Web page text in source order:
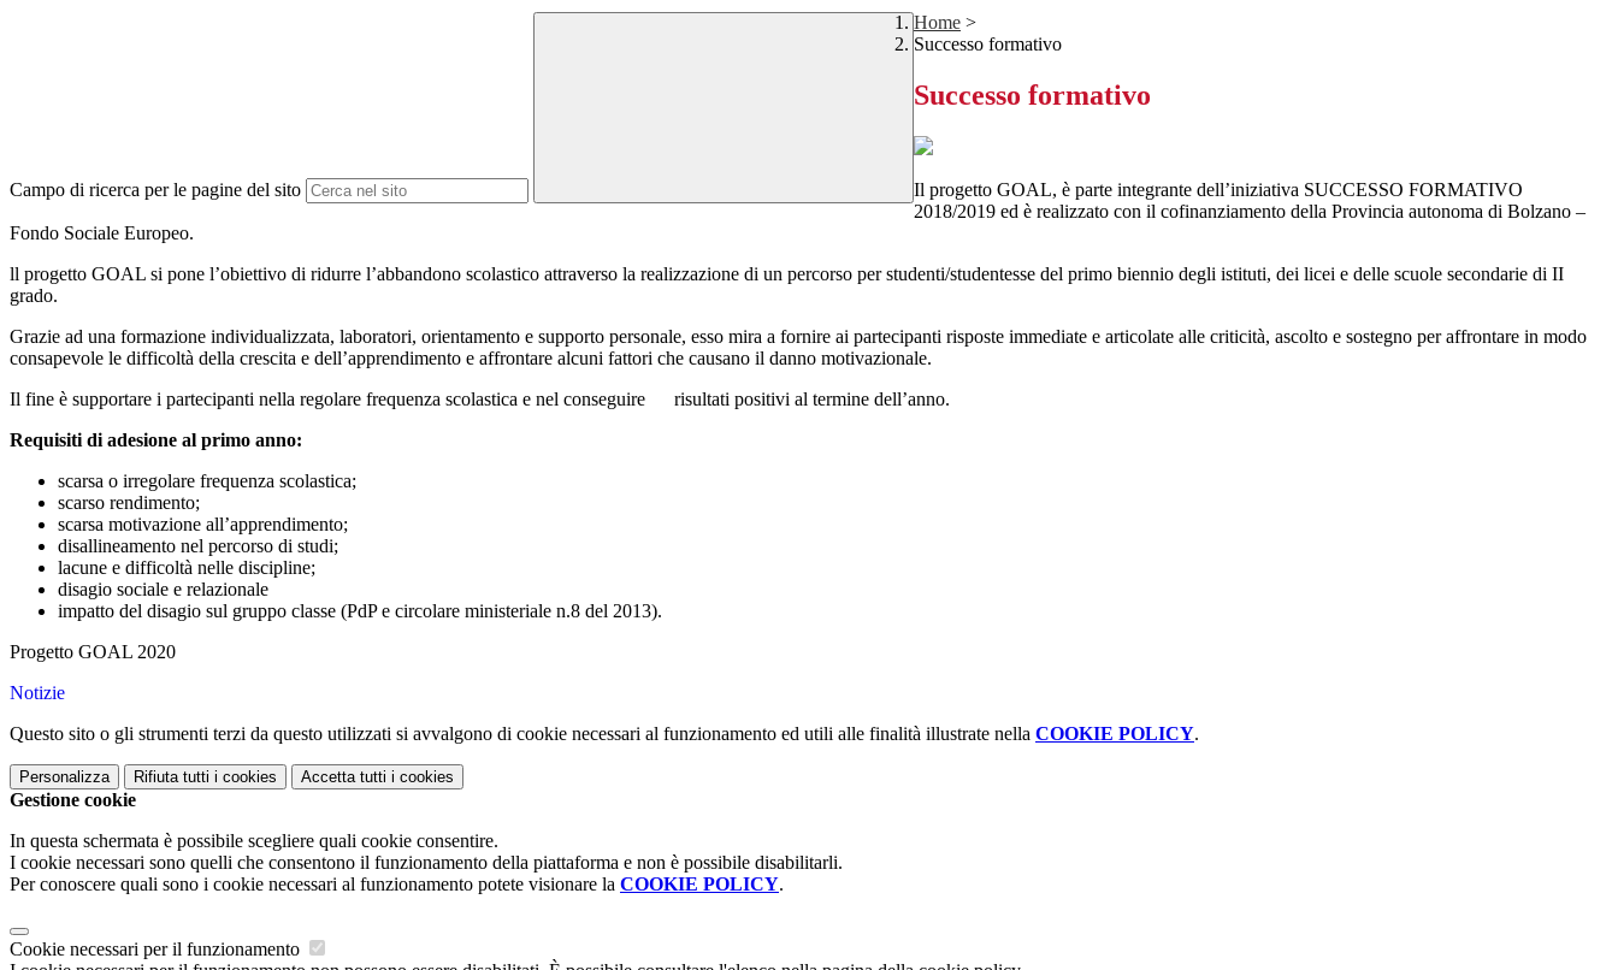
Campo di ricerca per le pagine del sito
Home >
Successo formativo
Successo formativo
Il progetto GOAL, è parte integrante dell’iniziativa SUCCESSO FORMATIVO
2018/2019 ed è realizzato con il cofinanziamento della Provincia autonoma di Bolzano –
Fondo Sociale Europeo.
ll progetto GOAL si pone l’obiettivo di ridurre l’abbandono scolastico attraverso la realizzazione di un percorso per studenti/studentesse del primo biennio degli istituti, dei licei e delle scuole secondarie di II
grado.
Grazie ad una formazione individualizzata, laboratori, orientamento e supporto personale, esso mira a fornire ai partecipanti risposte immediate e articolate alle criticità, ascolto e sostegno per affrontare in modo
consapevole le difficoltà della crescita e dell’apprendimento e affrontare alcuni fattori che causano il danno motivazionale.
Il fine è supportare i partecipanti nella regolare frequenza scolastica e nel conseguire risultati positivi al termine dell’anno.
Requisiti di adesione al primo anno:
scarsa o irregolare frequenza scolastica;
scarso rendimento;
scarsa motivazione all’apprendimento;
disallineamento nel percorso di studi;
lacune e difficoltà nelle discipline;
disagio sociale e relazionale
impatto del disagio sul gruppo classe (PdP e circolare ministeriale n.8 del 2013).
Progetto GOAL 2020
Notizie
Questo sito o gli strumenti terzi da questo utilizzati si avvalgono di cookie necessari al funzionamento ed utili alle finalità illustrate nella COOKIE POLICY.
Personalizza Rifiuta tutti i cookies Accetta tutti i cookies
Gestione cookie
In questa schermata è possibile scegliere quali cookie consentire.
I cookie necessari sono quelli che consentono il funzionamento della piattaforma e non è possibile disabilitarli.
Per conoscere quali sono i cookie necessari al funzionamento potete visionare la COOKIE POLICY.
Cookie necessari per il funzionamento